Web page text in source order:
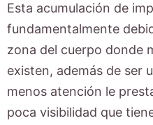
Esta acumulación de
fundamentalmente
zona del cuerpo donde
existen, además de ser
menos atención le
poca visibilidad que